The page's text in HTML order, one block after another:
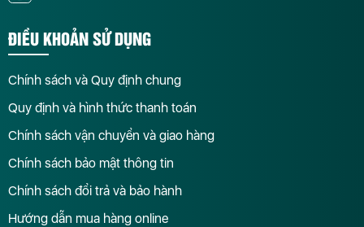
ĐIỀU KHOẢN SỬ DỤNG
Chính sách và Quy định chung
Quy định và hình thức thanh toán
Chính sách vận chuyển và giao hàng
Chính sách bảo mật thông tin
Chính sách đổi trả và bảo hành
Hướng dẫn mua hàng online